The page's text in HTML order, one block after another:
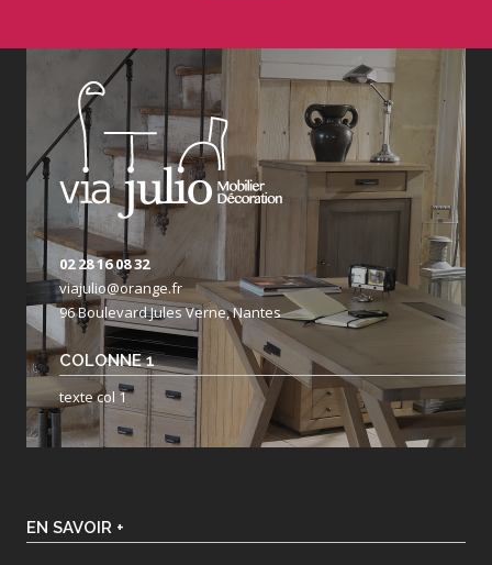
02 28 16 08 32
viajulio@orange.fr
96 Boulevard Jules Verne, Nantes
COLONNE 1
texte col 1
EN SAVOIR +